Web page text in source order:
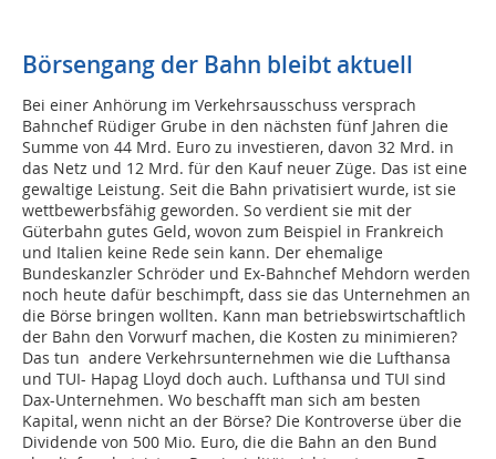
Börsengang der Bahn bleibt aktuell
Bei einer Anhörung im Verkehrsausschuss versprach
Bahnchef Rüdiger Grube in den nächsten fünf Jahren die
Summe von 44 Mrd. Euro zu investieren, davon 32 Mrd. in
das Netz und 12 Mrd. für den Kauf neuer Züge. Das ist eine
gewaltige Leistung. Seit die Bahn privatisiert wurde, ist sie
wettbewerbsfähig geworden. So verdient sie mit der
Güterbahn gutes Geld, wovon zum Beispiel in Frankreich
und Italien keine Rede sein kann. Der ehemalige
Bundeskanzler Schröder und Ex-Bahnchef Mehdorn werden
noch heute dafür beschimpft, dass sie das Unternehmen an
die Börse bringen wollten. Kann man betriebswirtschaftlich
der Bahn den Vorwurf machen, die Kosten zu minimieren?
Das tun andere Verkehrsunternehmen wie die Lufthansa
und TUI- Hapag Lloyd doch auch. Lufthansa und TUI sind
Dax-Unternehmen. Wo beschafft man sich am besten
Kapital, wenn nicht an der Börse? Die Kontroverse über die
Dividende von 500 Mio. Euro, die die Bahn an den Bund